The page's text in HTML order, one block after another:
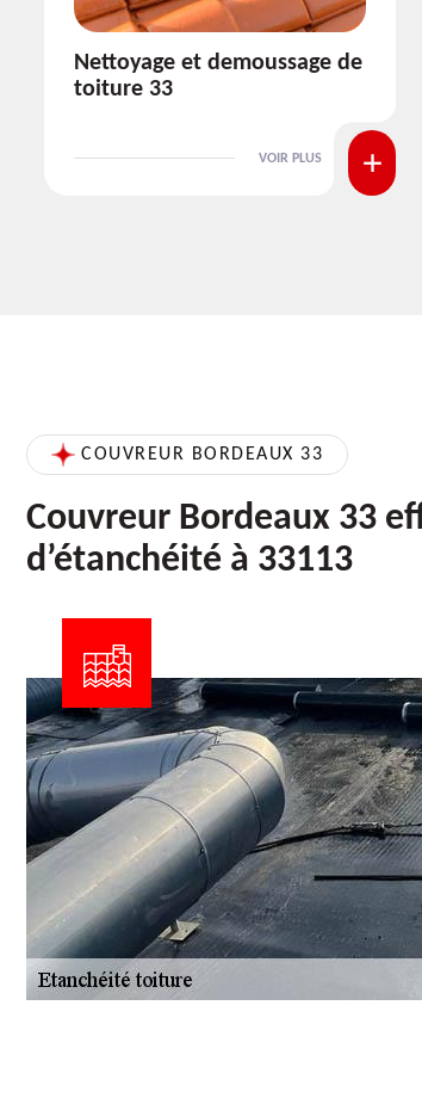
Etanchéité toiture 33
VOIR PLUS
COUVREUR BORDEAUX 33
Couvreur Bordeaux 33
d’étanchéité à 33113